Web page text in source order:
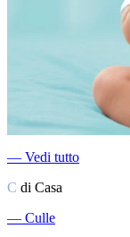
― Vedi tutto
C di Casa
― Culle